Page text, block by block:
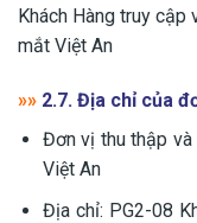
Khách Hàng truy
mắt Việt An
»» 2.7. Địa chỉ của
Đơn vị thu thập
Việt An
Địa chỉ: PG2-08